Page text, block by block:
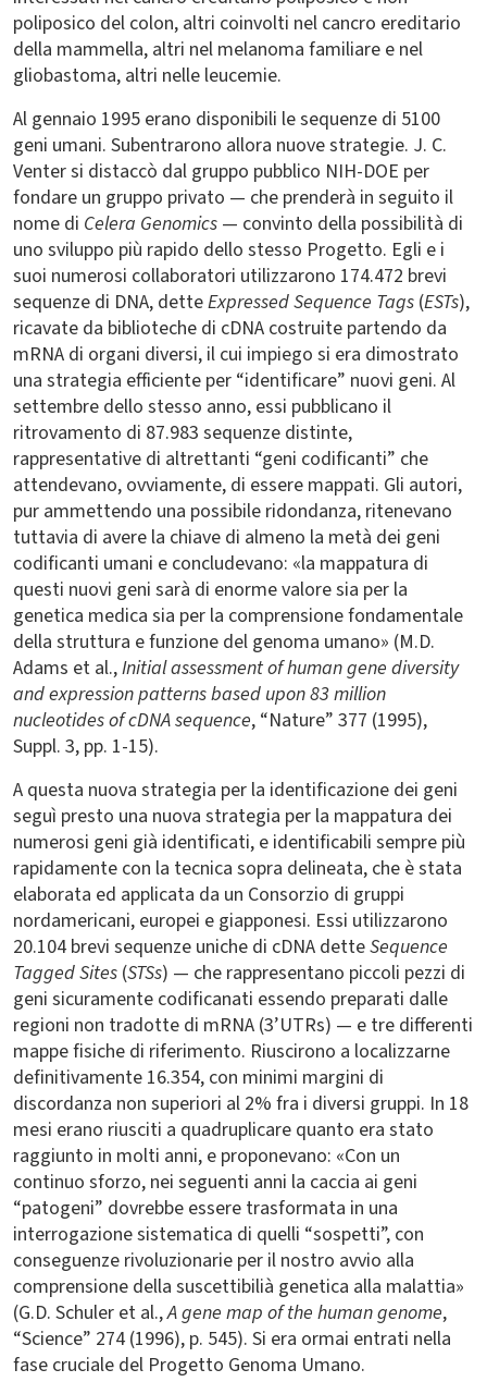
poliposico del colon, altri coinvolti nel cancro ereditario
della mammella, altri nel melanoma familiare e nel
gliobastoma, altri nelle leucemie.
Al gennaio 1995 erano disponibili le sequenze di 5100
geni umani. Subentrarono allora nuove strategie. J. C.
Venter si distaccò dal gruppo pubblico NIH-DOE per
fondare un gruppo privato — che prenderà in seguito il
nome di Celera Genomics — convinto della possibilità di
uno sviluppo più rapido dello stesso Progetto. Egli e i
suoi numerosi collaboratori utilizzarono 174.472 brevi
sequenze di DNA, detteExpressed Sequence Tags (ESTs),
ricavate da biblioteche di cDNA costruite partendo da
mRNA di organi diversi, il cui impiego si era dimostrato
una strategia efficiente per “identificare” nuovi geni. Al
settembre dello stesso anno, essi pubblicano il
ritrovamento di 87.983 sequenze distinte,
rappresentative di altrettanti “geni codificanti” che
attendevano, ovviamente, di essere mappati. Gli autori,
pur ammettendo una possibile ridondanza, ritenevano
tuttavia di avere la chiave di almeno la metà dei geni
codificanti umani e concludevano: «la mappatura di
questi nuovi geni sarà di enorme valore sia per la
genetica medica sia per la comprensione fondamentale
della struttura e funzione del genoma umano» (M.D.
Adams et al.,Initial assessment of human gene diversity
and expression patterns based upon 83 million
nucleotides of cDNA sequence, “Nature” 377 (1995),
Suppl. 3, pp. 1-15).
A questa nuova strategia per la identificazione dei geni
seguì presto una nuova strategia per la mappatura dei
numerosi geni già identificati, e identificabili sempre più
rapidamente con la tecnica sopra delineata, che è stata
elaborata ed applicata da un Consorzio di gruppi
nordamericani, europei e giapponesi. Essi utilizzarono
20.104 brevi sequenze uniche di cDNA detteSequence
Tagged Sites (STSs) — che rappresentano piccoli pezzi di
geni sicuramente codificanati essendo preparati dalle
regioni non tradotte di mRNA (3’UTRs) — e tre differenti
mappe fisiche di riferimento. Riuscirono a localizzarne
definitivamente 16.354, con minimi margini di
discordanza non superiori al 2% fra i diversi gruppi. In 18
mesi erano riusciti a quadruplicare quanto era stato
raggiunto in molti anni, e proponevano: «Con un
continuo sforzo, nei seguenti anni la caccia ai geni
“patogeni” dovrebbe essere trasformata in una
interrogazione sistematica di quelli “sospetti”, con
conseguenze rivoluzionarie per il nostro avvio alla
comprensione della suscettibilià genetica alla malattia»
(G.D. Schuler et al.,A gene map of the human genome,
“Science” 274 (1996), p. 545). Si era ormai entrati nella
fase cruciale del Progetto Genoma Umano.